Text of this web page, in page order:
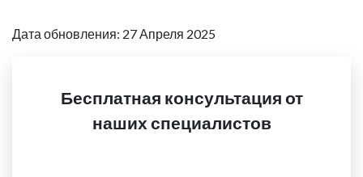
Дата обновления: 27 Апреля 2025
Бесплатная консультация от
наших специалистов